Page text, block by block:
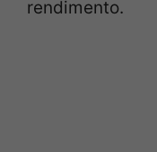
rendimento.